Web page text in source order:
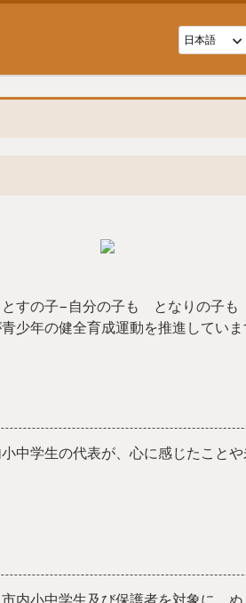
すの子−自分の子も となりの子
少年の健全育成運動を推進していま
中学生の代表が、心に感じたこと
内小中学生及び保護者を対象に、